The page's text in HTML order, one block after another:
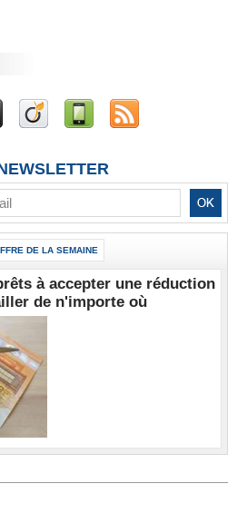
DE LA SEMAINE
à accepter une réduction
de n'importe où